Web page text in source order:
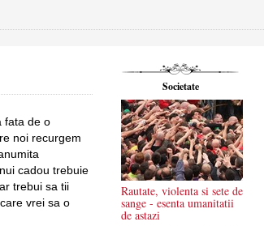
fata de o
noi recurgem
cadou trebuie
trebui sa tii
vrei sa o
Societate
Rautate, violenta si sete de
sange - esenta umanitatii
de astazi